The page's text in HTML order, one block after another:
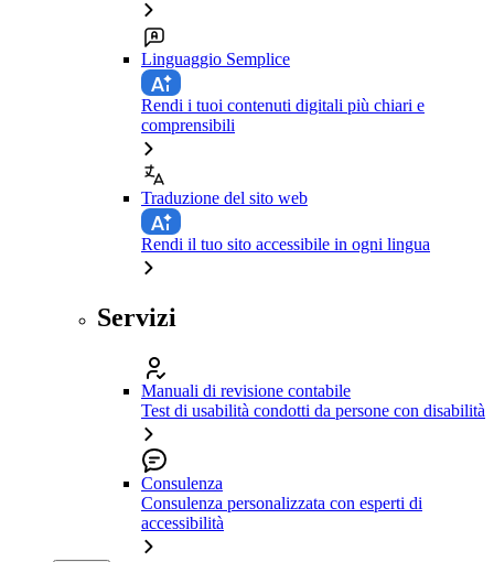
Linguaggio Semplice
Rendi i tuoi contenuti digitali più chiari e
comprensibili
Traduzione del sito web
Rendi il tuo sito accessibile in ogni lingua
Servizi
Manuali di revisione contabile
Test di usabilità condotti da persone con disabilità
Consulenza
Consulenza personalizzata con esperti di
accessibilità